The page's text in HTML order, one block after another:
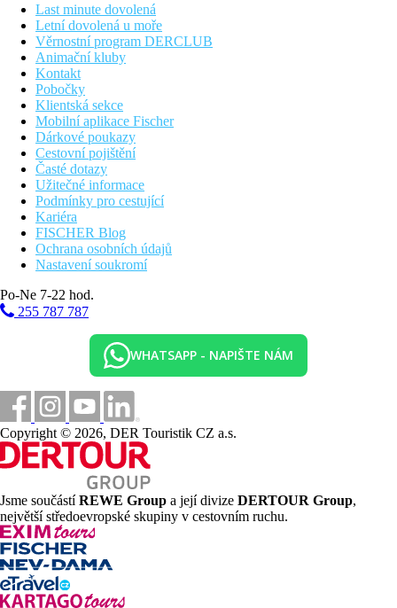
Last minute dovolená
Letní dovolená u moře
Věrnostní program DERCLUB
Animační kluby
Kontakt
Pobočky
Klientská sekce
Mobilní aplikace Fischer
Dárkové poukazy
Cestovní pojištění
Časté dotazy
Užitečné informace
Podmínky pro cestující
Kariéra
FISCHER Blog
Ochrana osobních údajů
Nastavení soukromí
Po-Ne 7-22 hod.
255 787 787
WHATSAPP - NAPIŠTE NÁM
Copyright © 2026, DER Touristik CZ a.s.
Jsme součástíREWE Group a její divize DERTOUR Group,
největší středoevropské skupiny v cestovním ruchu.